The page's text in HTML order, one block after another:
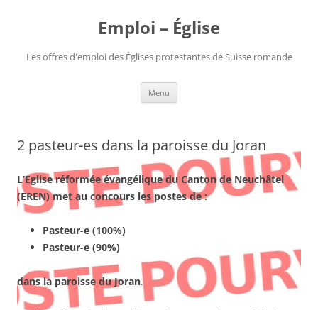
Emploi – Église
Les offres d'emploi des Églises protestantes de Suisse romande
Menu
2 pasteur-es dans la paroisse du Joran
L’Eglise réformée évangélique du Canton de Neuchâtel
(EREN) met au concours les postes de :
Pasteur-e (100%)
Pasteur-e (90%)
dans la paroisse du Joran.